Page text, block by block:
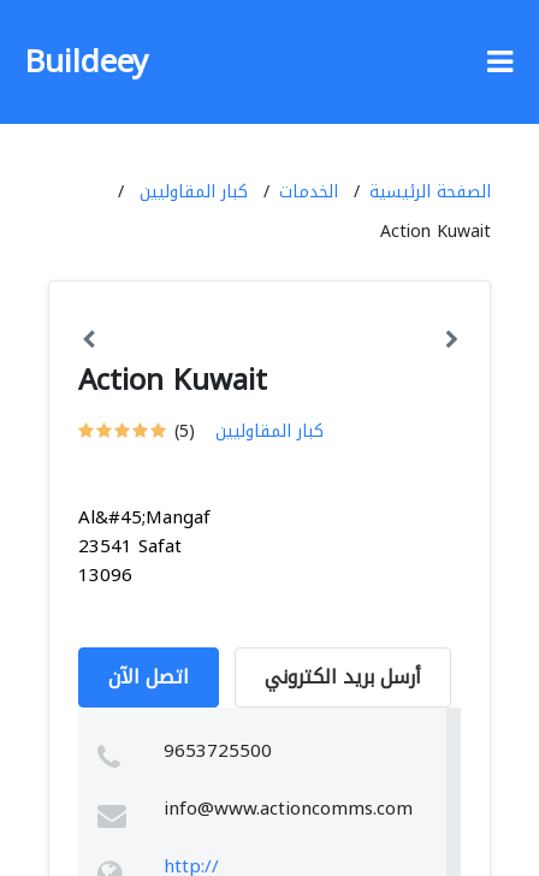
Buildeey
الصفحة الرئيسية الخدمات
كبار المقاوليين
Action Kuwait
Action Kuwait
(5) كبار المقاوليين
Al&#45;Mangaf
23541 Safat
13096
اتصل الآن أرسل بريد الكتروني
9653725500
info@www.actioncomms.com
http://